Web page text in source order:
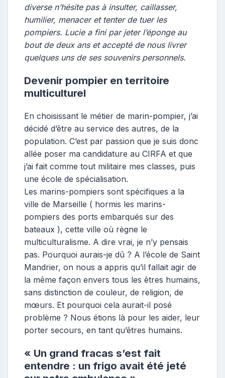
diverse n’hésite pas à insulter, caillasser,
humilier, menacer et tenter de tuer les
pompiers. Lucie a fini par jeter l’éponge au
bout de deux ans et accepté de nous livrer
quelques uns de ses souvenirs personnels.
Devenir pompier en territoire
multiculturel
En choisissant le métier de marin-pompier, j’ai
décidé d’être au service des autres, de la
population. C’est par passion que je suis donc
allée poser ma candidature au CIRFA et que
j’ai fait comme tout militaire mes classes, puis
une école de spécialisation.
Les marins-pompiers sont spécifiques a la
ville de Marseille ( hormis les marins-
pompiers des ports embarqués sur des
bateaux ), cette ville où règne le
multiculturalisme. A dire vrai, je n’y pensais
pas. Pourquoi aurais-je dû ? A l’école de Saint
Mandrier, on nous a appris qu’il fallait agir de
la même façon envers tous les êtres humains,
sans distinction de couleur, de religion, de
mœurs. Et pourquoi cela aurait-il posé
problème ? Nous étions là pour les aider, leur
porter secours, en tant qu’êtres humains.
« Un grand fracas s’est fait
entendre : un frigo avait été jeté